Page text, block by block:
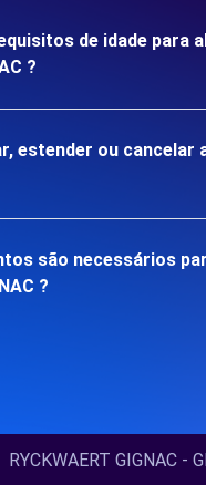
de idade para
?
estender ou cancelar
são necessários
?
RYCKWAERT GIGNAC -